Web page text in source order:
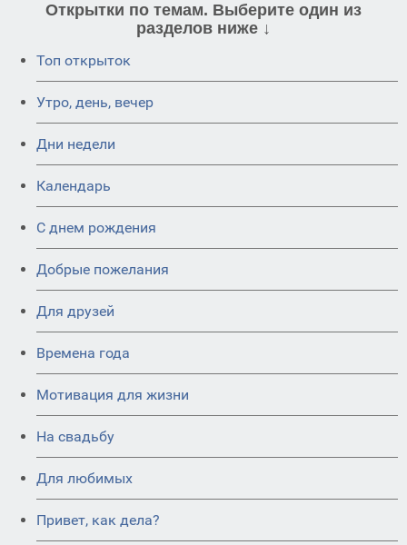
Открытки по темам. Выберите один из
разделов ниже ↓
Топ открыток
Утро, день, вечер
Дни недели
Календарь
C днем рождения
Добрые пожелания
Для друзей
Времена года
Мотивация для жизни
На свадьбу
Для любимых
Привет, как дела?